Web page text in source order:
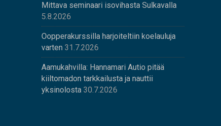
Mittava seminaari isovihasta Sulkavalla
5.8.2026
Oopperakurssilla harjoiteltiin koelauluja
varten 31.7.2026
Aamukahvilla: Hannamari Autio pitää
kiiltomadon tarkkailusta ja nauttii
yksinolosta 30.7.2026